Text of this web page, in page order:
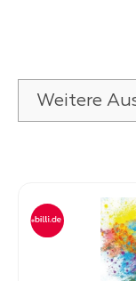
Weitere